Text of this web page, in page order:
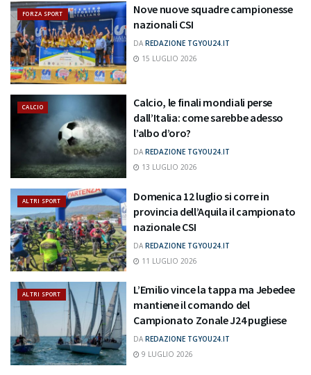
FORZA SPORT
Nove nuove squadre campionesse
nazionali CSI
DA REDAZIONE TGYOU24.IT
15 LUGLIO 2026
CALCIO
Calcio, le finali mondiali perse
dall’Italia: come sarebbe adesso
l’albo d’oro?
DA REDAZIONE TGYOU24.IT
13 LUGLIO 2026
ALTRI SPORT
Domenica 12 luglio si corre in
provincia dell’Aquila il campionato
nazionale CSI
DA REDAZIONE TGYOU24.IT
11 LUGLIO 2026
ALTRI SPORT
L’Emilio vince la tappa ma Jebedee
mantiene il comando del
Campionato Zonale J24 pugliese
DA REDAZIONE TGYOU24.IT
9 LUGLIO 2026